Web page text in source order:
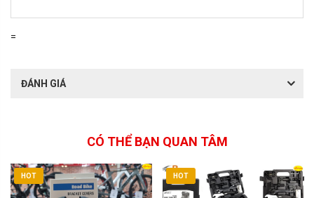
=
ĐÁNH GIÁ
CÓ THỂ BẠN QUAN TÂM
HOT HOT